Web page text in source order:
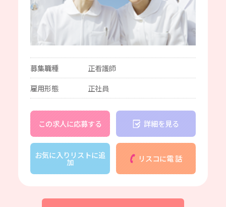
募集職種
正看護師
雇用形態
正社員
この求人に応募する 詳細を見る
お気に入りリストに追
加 リスコに電 話